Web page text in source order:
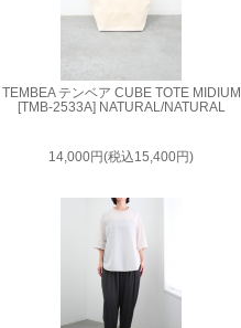
TEMBEA テンベア CUBE TOTE MIDIUM
[TMB-2533A] NATURAL/NATURAL
14,000円(税込15,400円)